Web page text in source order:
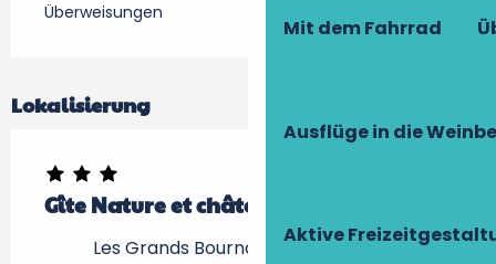
Mit dem Fahrrad
Ausflüge in die
Aktive
Überweisungen
Lokalisierung
Gîte Nature et châteaux
Les Grands Bournais, 37510 Villandry